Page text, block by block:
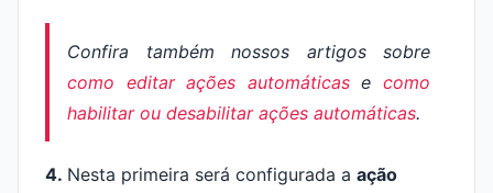
Confira também nossos artigos sobre
como editar ações automáticasecomo
habilitar ou desabilitar ações automáticas.
4. Nesta primeira será configurada a ação